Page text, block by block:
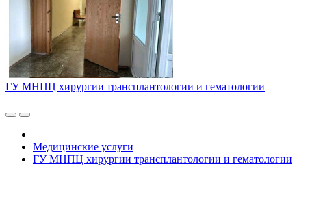
ГУ МНПЦ хирургии трансплантологии и гематологии
Медицинские услуги
ГУ МНПЦ хирургии трансплантологии и гематологии